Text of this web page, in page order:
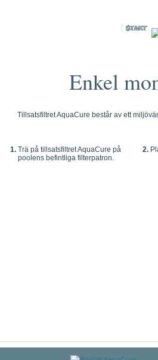
Enkel
Tillsatsfiltret AquaCure består av ett
1. Trä på tillsatsfiltret AquaCure på
poolens befintliga filterpatron.
2.